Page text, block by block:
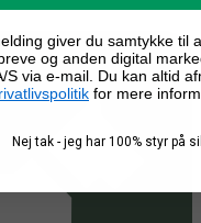
giver du samtykke til
og anden digital
S via e-mail. Du kan altid
for mere
Nej tak - jeg har 100% styr på